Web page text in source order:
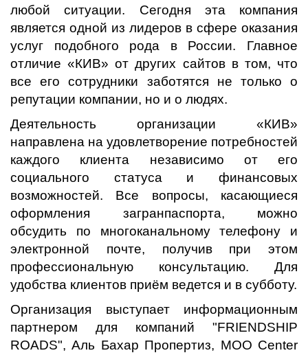
любой ситуации. Сегодня эта компания
является одной из лидеров в сфере оказания
услуг подобного рода в России. Главное
отличие «КИВ» от других сайтов в том, что
все его сотрудники заботятся не только о
репутации компании, но и о людях.
Деятельность организации «КИВ»
направлена на удовлетворение потребностей
каждого клиента независимо от его
социального статуса и финансовых
возможностей. Все вопросы, касающиеся
оформления загранпаспорта, можно
обсудить по многоканальному телефону и
электронной почте, получив при этом
профессиональную консультацию. Для
удобства клиентов приём ведется и в субботу.
Организация выступает информационным
партнером для компаний "FRIENDSHIP
ROADS", Аль Бахар Пропертиз, MOO Center